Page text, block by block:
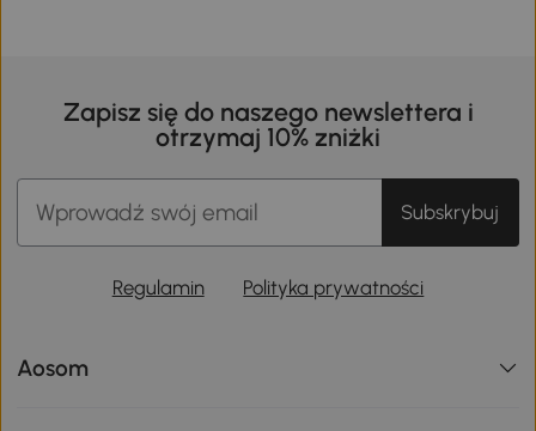
Zapisz się do naszego newslettera i
otrzymaj 10% zniżki
Subskrybuj
Regulamin Polityka prywatności
Aosom